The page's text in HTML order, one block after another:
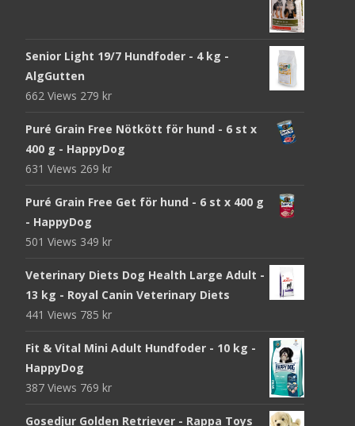
Senior Light 19/7 Hundfoder - 4 kg -
AlgGutten
662 Views 279 kr
Puré Grain Free Nötkött för hund - 6 st x
400 g - HappyDog
631 Views 269 kr
Puré Grain Free Get för hund - 6 st x 400 g
- HappyDog
501 Views 349 kr
Veterinary Diets Dog Health Large Adult -
13 kg - Royal Canin Veterinary Diets
441 Views 785 kr
Fit & Vital Mini Adult Hundfoder - 10 kg -
HappyDog
387 Views 769 kr
Gosedjur Golden Retriever - Rappa Toys